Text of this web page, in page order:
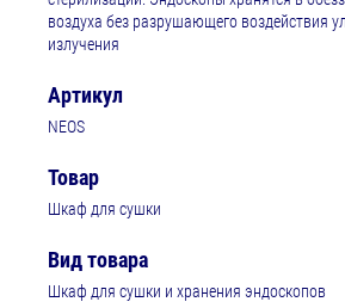
воздуха без разрушающего воздействия
излучения
Артикул
NEOS
Товар
Шкаф для сушки
Вид товара
Шкаф для сушки и хранения эндоскопов